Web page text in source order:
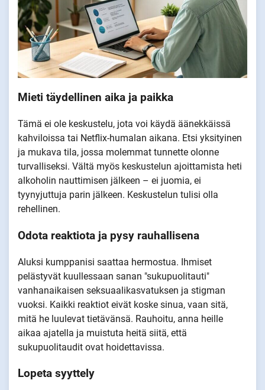
Mieti täydellinen aika ja paikka
Tämä ei ole keskustelu, jota voi käydä äänekkäissä
kahviloissa tai Netflix-humalan aikana. Etsi yksityinen
ja mukava tila, jossa molemmat tunnette olonne
turvalliseksi. Vältä myös keskustelun ajoittamista heti
alkoholin nauttimisen jälkeen – ei juomia, ei
tyynyjuttuja parin jälkeen. Keskustelun tulisi olla
rehellinen.
Odota reaktiota ja pysy rauhallisena
Aluksi kumppanisi saattaa hermostua. Ihmiset
pelästyvät kuullessaan sanan "sukupuolitauti"
vanhanaikaisen seksuaalikasvatuksen ja stigman
vuoksi. Kaikki reaktiot eivät koske sinua, vaan sitä,
mitä he luulevat tietävänsä. Rauhoitu, anna heille
aikaa ajatella ja muistuta heitä siitä, että
sukupuolitaudit ovat hoidettavissa.
Lopeta syyttely